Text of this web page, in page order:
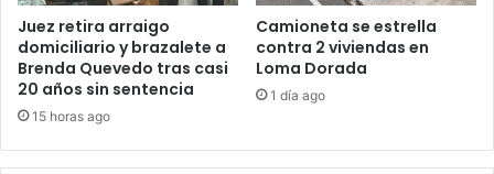
Juez retira arraigo
domiciliario y brazalete a
Brenda Quevedo tras casi
20 años sin sentencia
15 horas ago
Camioneta se estrella
contra 2 viviendas en
Loma Dorada
1 día ago